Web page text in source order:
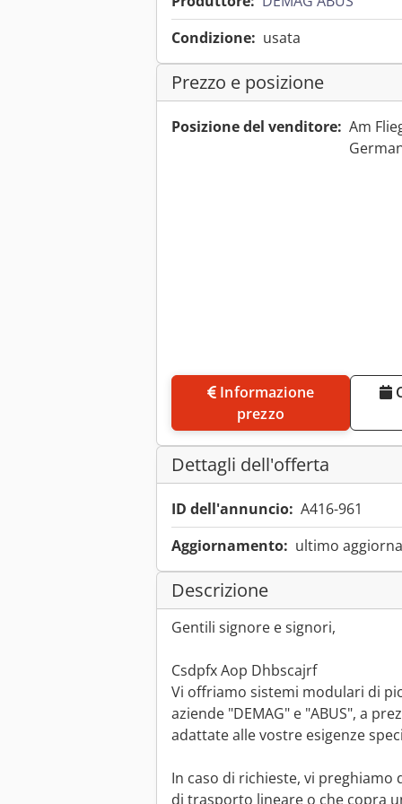
Condizione: usata
Prezzo e posizione
Posizione del venditore: Am
prezzo
Concordare un appuntamento di
Dettagli dell'offerta
ID dell'annuncio: A416-961
Aggiornamento: ultimo
Descrizione
Gentili signore e signori,
Csdpfx Aop Dhbscajrf
Vi offriamo sistemi modulari di
aziende "DEMAG" e "ABUS", a
adattate alle vostre esigenze
In caso di richieste, vi
di trasporto lineare o che copra